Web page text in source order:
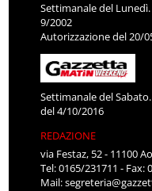
Settimanale del
9/2002
Autorizzazione del 20/
Settimanale del
del 4/10/2016
REDAZIONE
via Festaz, 52 - 11100
Tel: 0165/231711 - Fax:
Mail: